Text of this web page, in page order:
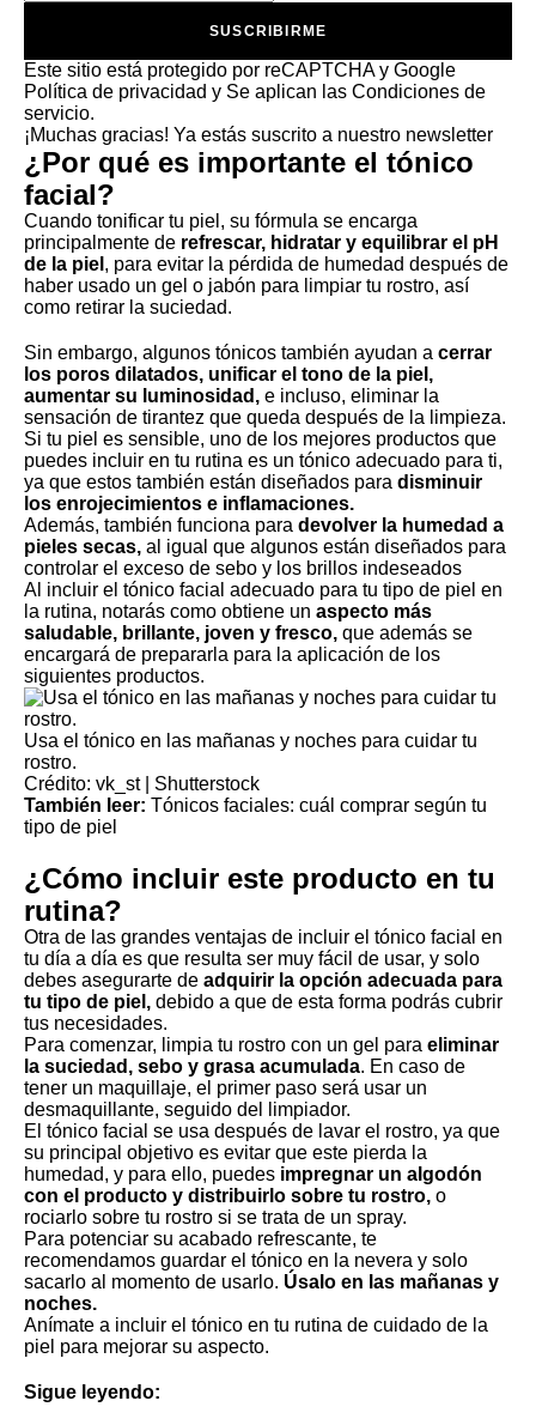
SUSCRIBIRME
Este sitio está protegido por reCAPTCHA y Google
Política de privacidad y Se aplican las Condiciones de
servicio.
¡Muchas gracias! Ya estás suscrito a nuestro newsletter
¿Por qué es importante el tónico
facial?
Cuando tonificar tu piel, su fórmula se encarga
principalmente de refrescar, hidratar y equilibrar el pH
de la piel , para evitar la pérdida de humedad después de
haber usado un gel o jabón para limpiar tu rostro, así
como retirar la suciedad.
Sin embargo, algunos tónicos también ayudan a cerrar
los poros dilatados, unificar el tono de la piel,
aumentar su luminosidad, e incluso, eliminar la
sensación de tirantez que queda después de la limpieza.
Si tu piel es sensible, uno de los mejores productos que
puedes incluir en tu rutina es un tónico adecuado para ti,
ya que estos también están diseñados para disminuir
los enrojecimientos e inflamaciones.
Además, también funciona para devolver la humedad a
pieles secas, al igual que algunos están diseñados para
controlar el exceso de sebo y los brillos indeseados
Al incluir el tónico facial adecuado para tu tipo de piel en
la rutina, notarás como obtiene un aspecto más
saludable, brillante, joven y fresco, que además se
encargará de prepararla para la aplicación de los
siguientes productos.
Usa el tónico en las mañanas y noches para cuidar tu
rostro.
Crédito: vk_st | Shutterstock
También leer: Tónicos faciales: cuál comprar según tu
tipo de piel
¿Cómo incluir este producto en tu
rutina?
Otra de las grandes ventajas de incluir el tónico facial en
tu día a día es que resulta ser muy fácil de usar, y solo
debes asegurarte de adquirir la opción adecuada para
tu tipo de piel, debido a que de esta forma podrás cubrir
tus necesidades.
Para comenzar, limpia tu rostro con un gel para eliminar
la suciedad, sebo y grasa acumulada. En caso de
tener un maquillaje, el primer paso será usar un
desmaquillante, seguido del limpiador.
El tónico facial se usa después de lavar el rostro, ya que
su principal objetivo es evitar que este pierda la
humedad, y para ello, puedes impregnar un algodón
con el producto y distribuirlo sobre tu rostro, o
rociarlo sobre tu rostro si se trata de un spray.
Para potenciar su acabado refrescante, te
recomendamos guardar el tónico en la nevera y solo
sacarlo al momento de usarlo. Úsalo en las mañanas y
noches.
Anímate a incluir el tónico en tu rutina de cuidado de la
piel para mejorar su aspecto.
Sigue leyendo: